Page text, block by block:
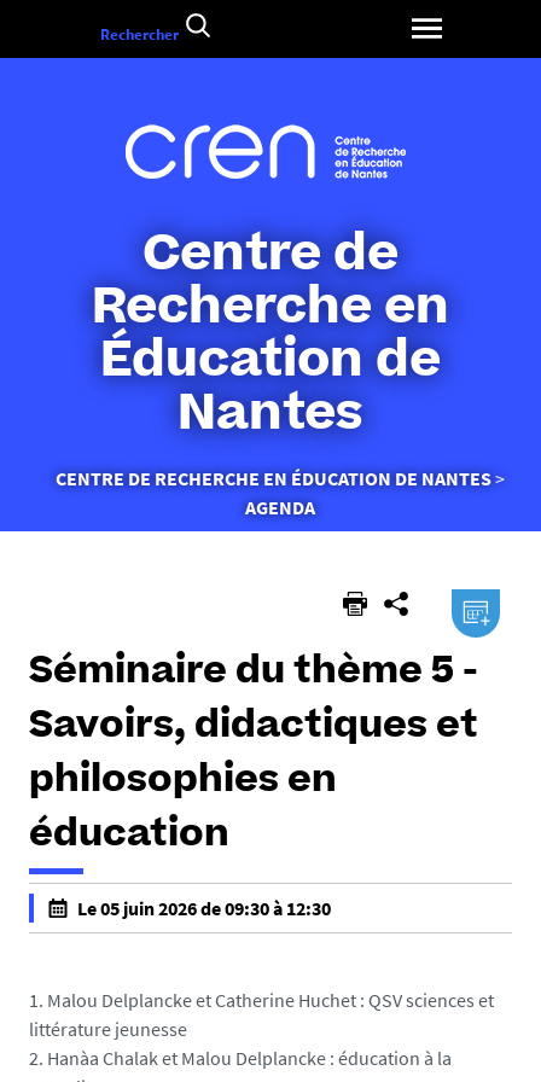
Centre de
Recherche en
Éducation de
Nantes
Vous
ici :
CENTRE DE RECHERCHE EN ÉDUCATION DE NANTES
AGENDA
Rechercher
.ical
Séminaire du thème 5 -
Savoirs, didactiques et
philosophies en
éducation
Le 05 juin 2026 de 09:30 à 12:30
f
l
s
e
1. Malou Delplancke et Catherine Huchet : QSV sciences et
littérature jeunesse
2. Hanàa Chalak et Malou Delplancke : éducation à la